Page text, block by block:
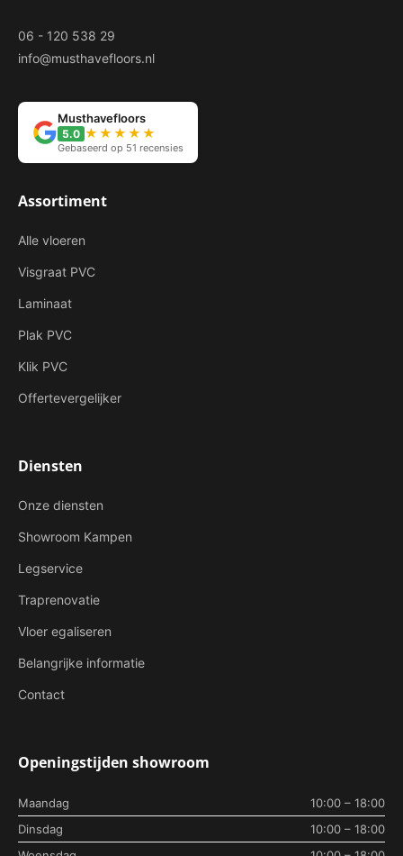
06 - 120 538 29
info@musthavefloors.nl
Musthavefloors
5.0 ★★★★★
Gebaseerd op 51 recensies
Assortiment
Alle vloeren
Visgraat PVC
Laminaat
Plak PVC
Klik PVC
Offertevergelijker
Diensten
Onze diensten
Showroom Kampen
Legservice
Traprenovatie
Vloer egaliseren
Belangrijke informatie
Contact
Openingstijden showroom
Maandag
10:00 – 18:00
Dinsdag
10:00 – 18:00